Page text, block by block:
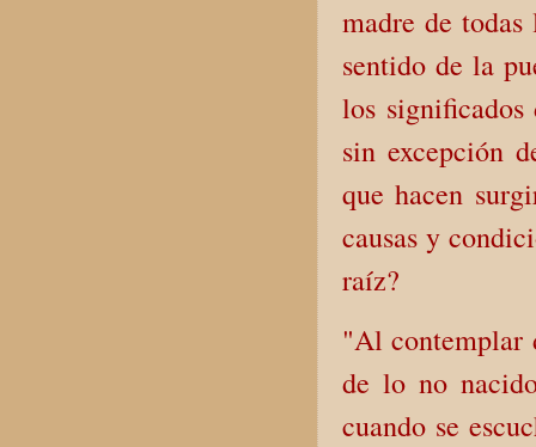
madre de
sentido de la
los significados
sin excepción
que hacen
causas y
raíz?
"Al contemplar
de lo no
cuando se